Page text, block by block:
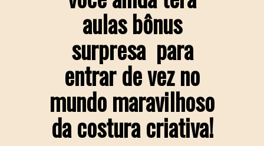
aulas bônus
surpresa para
entrar de vez no
mundo maravilhoso
da costura criativa!